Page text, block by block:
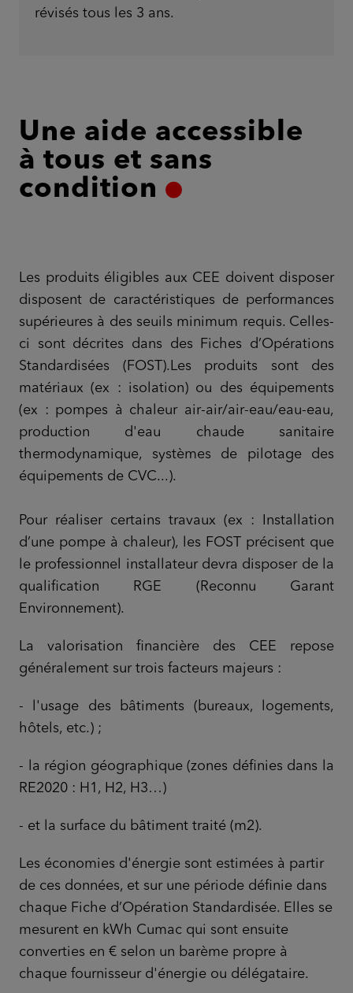
révisés tous les 3 ans.
Une aide accessible
à tous et sans
condition
Les produits éligibles aux CEE doivent disposer
disposent de caractéristiques de performances
supérieures à des seuils minimum requis. Celles-
ci sont décrites dans des Fiches d’Opérations
Standardisées (FOST).Les produits sont des
matériaux (ex : isolation) ou des équipements
(ex : pompes à chaleur air-air/air-eau/eau-eau,
production d'eau chaude sanitaire
thermodynamique, systèmes de pilotage des
équipements de CVC...).
Pour réaliser certains travaux (ex : Installation
d’une pompe à chaleur), les FOST précisent que
le professionnel installateur devra disposer de la
qualification RGE (Reconnu Garant
Environnement).
La valorisation financière des CEE repose
généralement sur trois facteurs majeurs :
- l'usage des bâtiments (bureaux, logements,
hôtels, etc.) ;
- la région géographique (zones définies dans la
RE2020 : H1, H2, H3…)
- et la surface du bâtiment traité (m2).
Les économies d'énergie sont estimées à partir
de ces données, et sur une période définie dans
chaque Fiche d’Opération Standardisée. Elles se
mesurent en kWh Cumac qui sont ensuite
converties en € selon un barème propre à
chaque fournisseur d'énergie ou délégataire.